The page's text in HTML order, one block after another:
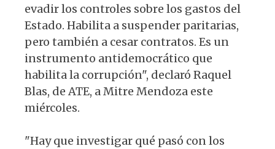
evadir los controles sobre los gastos del
Estado. Habilita a suspender paritarias,
pero también a cesar contratos. Es un
instrumento antidemocrático que
habilita la corrupción", declaró Raquel
Blas, de ATE, a Mitre Mendoza este
miércoles.
"Hay que investigar qué pasó con los